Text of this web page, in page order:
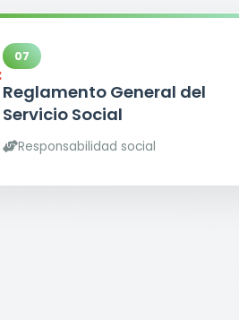
07
Reglamento General del
Servicio Social
Responsabilidad social